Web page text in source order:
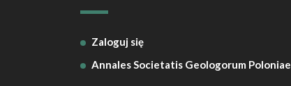
Zaloguj się
Annales Societatis Geologorum Poloniae